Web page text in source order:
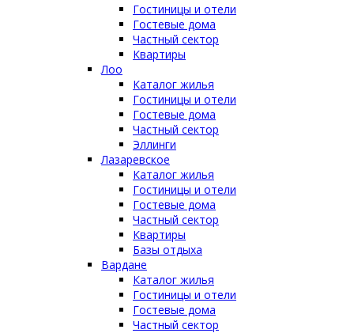
Гостиницы и отели
Гостевые дома
Частный сектор
Квартиры
Лоо
Каталог жилья
Гостиницы и отели
Гостевые дома
Частный сектор
Эллинги
Лазаревское
Каталог жилья
Гостиницы и отели
Гостевые дома
Частный сектор
Квартиры
Базы отдыха
Вардане
Каталог жилья
Гостиницы и отели
Гостевые дома
Частный сектор